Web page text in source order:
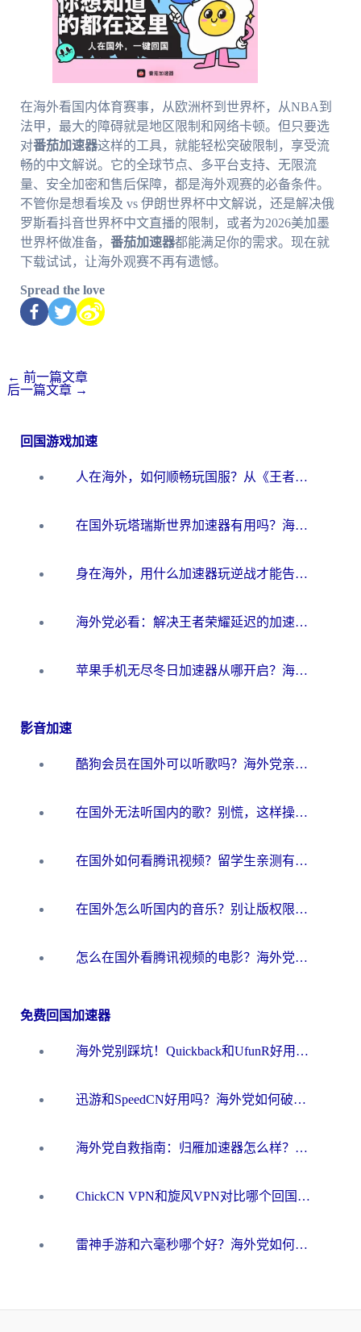
在海外看国内体育赛事，从欧洲杯到世界杯，从NBA到
法甲，最大的障碍就是地区限制和网络卡顿。但只要选
对番茄加速器这样的工具，就能轻松突破限制，享受流
畅的中文解说。它的全球节点、多平台支持、无限流
量、安全加密和售后保障，都是海外观赛的必备条件。
不管你是想看埃及 vs 伊朗世界杯中文解说，还是解决俄
罗斯看抖音世界杯中文直播的限制，或者为2026美加墨
世界杯做准备， 番茄加速器都能满足你的需求。现在就
下载试试，让海外观赛不再有遗憾。
Spread the love
← 前一篇文章
后一篇文章 →
回国游戏加速
人在海外，如何顺畅玩国服？从《王者荣耀》到《云图计划》的加速器终极指南
在国外玩塔瑞斯世界加速器有用吗？海外玩家亲测后的真实答案
身在海外，用什么加速器玩逆战才能告别延迟？
海外党必看：解决王者荣耀延迟的加速器终极指南——从EVE到猫和老鼠，一个工具全搞定
苹果手机无尽冬日加速器从哪开启？海外玩家的冬日生存指南
影音加速
酷狗会员在国外可以听歌吗？海外党亲测有效：3步解决音乐权限难题
在国外无法听国内的歌？别慌，这样操作就能畅听QQ音乐（附亲测加速器推荐）
在国外如何看腾讯视频？留学生亲测有效的回国加速方案
在国外怎么听国内的音乐？别让版权限制断了你的华语歌单
怎么在国外看腾讯视频的电影？海外党亲测有效的回国加速指南
免费回国加速器
海外党别踩坑！Quickback和UfunR好用吗？选对回国加速器才能无缝刷国内资源
迅游和SpeedCN好用吗？海外党如何破解那道看不见的墙
海外党自救指南：归雁加速器怎么样？教你避开坑实现国内资源无缝访问
ChickCN VPN和旋风VPN对比哪个回国效果更好？海外用户的选择困境与出路
雷神手游和六毫秒哪个好？海外党如何真正解锁国内资源